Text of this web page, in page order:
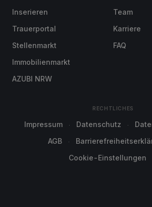
Inserieren
Trauerportal
Stellenmarkt
Immobilienmarkt
AZUBI NRW
Team
Karriere
FAQ
RECHTLICHES
Impressum Datenschutz
AGB
Cookie-Einstellungen